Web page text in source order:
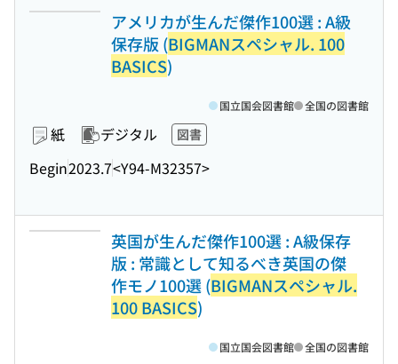
アメリカが生んだ傑作100選 : A級
保存版 (BIGMANスペシャル. 100
BASICS)
紙 デジタル 図書
Begin2023.7<Y94-M32357>
国立国会図書館 全国の図書館
英国が生んだ傑作100選 : A級保存
版 : 常識として知るべき英国の傑
作モノ100選 (BIGMANスペシャル.
100 BASICS)
国立国会図書館 全国の図書館